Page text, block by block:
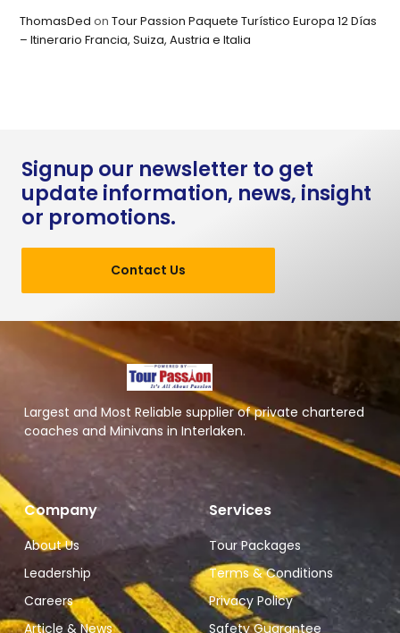
ThomasDed onTour Passion Paquete Turístico Europa 12 Días
– Itinerario Francia, Suiza, Austria e Italia
Signup our newsletter to get
update information, news, insight
or promotions.
Contact Us
Largest and Most Reliable supplier of private chartered
coaches and Minivans in Interlaken.
Company
About Us
Leadership
Careers
Article & News
Services
Tour Packages
Terms & Conditions
Privacy Policy
Safety Guarantee